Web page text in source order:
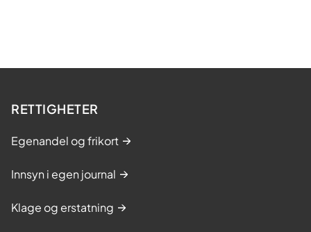
RETTIGHETER
Egenandel og frikort
Innsyn i egen journal
Klage og erstatning